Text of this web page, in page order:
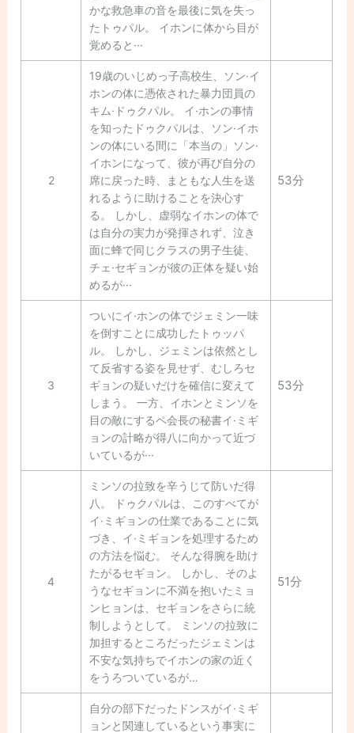
かな救急車の音を最後に気を失っ
たトゥパル。 イホンに体から目が
覚めると···
2
19歳のいじめっ子高校生、ソン·イ
ホンの体に憑依された暴力団員の
キム·ドゥクパル。 イ·ホンの事情
を知ったドゥクパルは、ソン·イホ
ンの体にいる間に「本当の」ソン·
イホンになって、彼が再び自分の
席に戻った時、まともな人生を送
れるように助けることを決心す
る。 しかし、虚弱なイホンの体で
は自分の実力が発揮されず、泣き
面に蜂で同じクラスの男子生徒、
チェ·セギョンが彼の正体を疑い始
めるが···
53分
3
ついにイ·ホンの体でジェミン一味
を倒すことに成功したトゥッパ
ル。 しかし、ジェミンは依然とし
て反省する姿を見せず、むしろセ
ギョンの疑いだけを確信に変えて
しまう。 一方、イホンとミンソを
目の敵にするペ会長の秘書イ·ミギ
ョンの計略が得八に向かって近づ
いているが···
53分
4
ミンソの拉致を辛うじて防いだ得
八。 ドゥクパルは、このすべてが
イ·ミギョンの仕業であることに気
づき、イ·ミギョンを処理するため
の方法を悩む。 そんな得腕を助け
たがるセギョン。 しかし、そのよ
うなセギョンに不満を抱いたミョ
ンヒョンは、セギョンをさらに統
制しようとして。 ミンソの拉致に
加担するところだったジェミンは
不安な気持ちでイホンの家の近く
をうろついているが…
51分
自分の部下だったドンスがイ·ミギ
ョンと関連しているという事実に